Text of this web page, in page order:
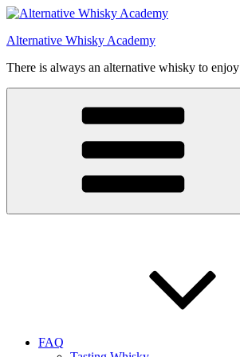
Videre
indhold
Alternative Whisky Academy
There is always an alternative whisky to enjoy
FAQ